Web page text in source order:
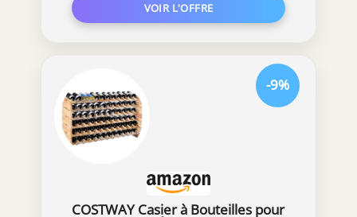
COSTWAY Casier à Bouteilles pour
-9%